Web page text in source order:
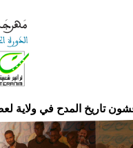
المدح في ولاية لعصابة